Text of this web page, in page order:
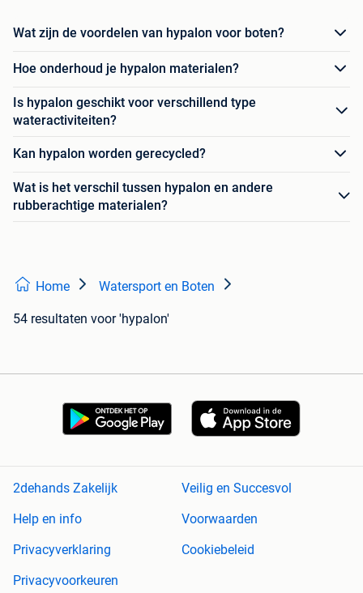
Wat zijn de voordelen van hypalon voor boten?
Hoe onderhoud je hypalon materialen?
Is hypalon geschikt voor verschillend type
wateractiviteiten?
Kan hypalon worden gerecycled?
Wat is het verschil tussen hypalon en andere
rubberachtige materialen?
Home Watersport en Boten
54 resultaten voor 'hypalon'
2dehands Zakelijk
Veilig en Succesvol
Help en info
Voorwaarden
Privacyverklaring
Cookiebeleid
Privacyvoorkeuren